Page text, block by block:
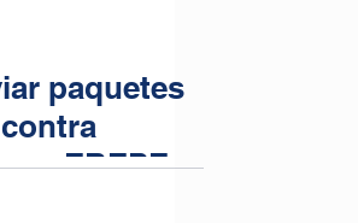
paquetes
en EBEPEX